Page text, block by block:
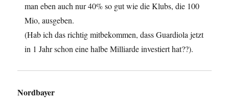
man eben auch nur 40% so gut wie die Klubs, die 100
Mio, ausgeben.
(Hab ich das richtig mitbekommen, dass Guardiola jetzt
in 1 Jahr schon eine halbe Milliarde investiert hat??).
Nordbayer